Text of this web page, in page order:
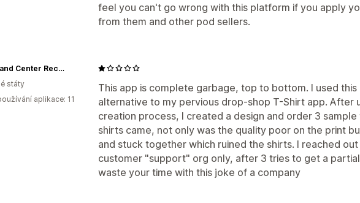
feel you can't go wrong with this platform if you apply
from them and other pod sellers.
This app is complete garbage, top to bottom. I used this
alternative to my pervious drop-shop T-Shirt app. After
creation process, I created a design and order 3 sample
shirts came, not only was the quality poor on the print
and stuck together which ruined the shirts. I reached
customer "support" org only, after 3 tries to get a
waste your time with this joke of a company
Command Center Records
státy
aplikace: 11